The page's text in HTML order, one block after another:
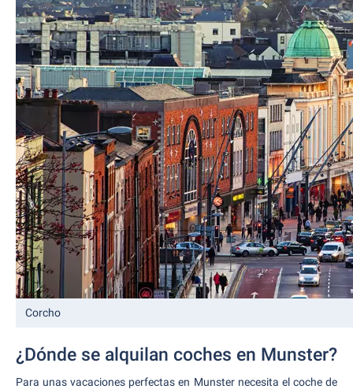
Corcho
¿Dónde se alquilan coches en Munster?
Para unas vacaciones perfectas en Munster necesita el coche de